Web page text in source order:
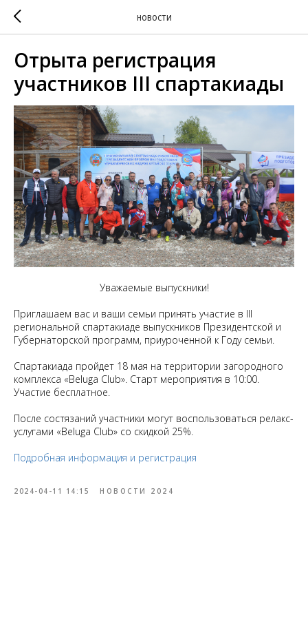
НОВОСТИ
Отрыта регистрация
участников III спартакиады
Уважаемые выпускники!
Приглашаем вас и ваши семьи принять участие в III
региональной спартакиаде выпускников Президентской и
Губернаторской программ, приуроченной к Году семьи.
Спартакиада пройдет 18 мая на территории загородного
комплекса «Beluga Club». Старт мероприятия в 10:00.
Участие бесплатное.
После состязаний участники могут воспользоваться релакс-
услугами «Beluga Club» со скидкой 25%.
Подробная информация и регистрация
2024-04-11 14:15 НОВОСТИ 2024